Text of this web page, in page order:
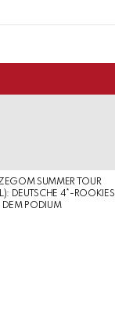
SUMMER TOUR
DEUTSCHE 4*-ROOKIES
DEM PODIUM